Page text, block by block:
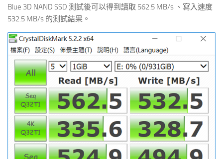
Blue 3D NAND SSD 測試後可以得到讀取 562.5 MB/s 、寫入速度
532.5 MB/s 的測試結果。